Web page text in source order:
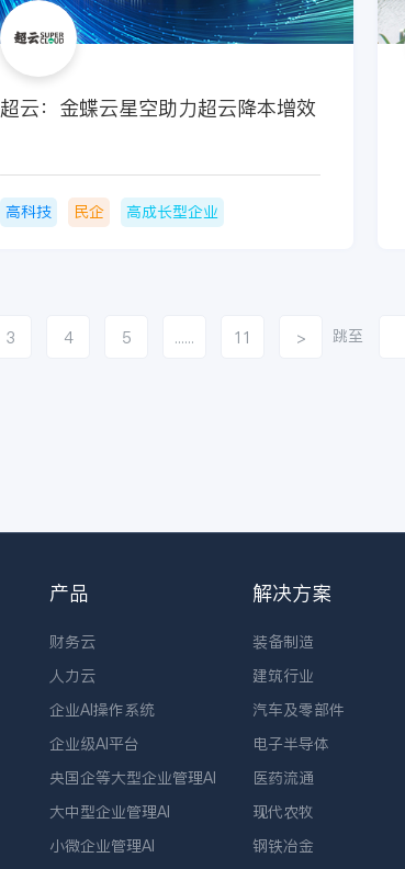
超云：金蝶云星空助力超云降本增效
高科技 民企 高成长型企业
3 4 5 ...... 11 > 跳至
产品
财务云
人力云
企业AI操作系统
企业级AI平台
央国企等大型企业管理AI
大中型企业管理AI
小微企业管理AI
解决方案
装备制造
建筑行业
汽车及零部件
电子半导体
医药流通
现代农牧
钢铁冶金